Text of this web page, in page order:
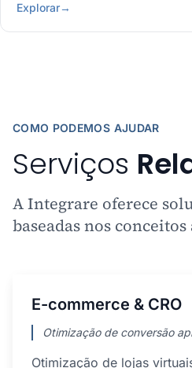
Explorar→
COMO PODEMOS AJUDAR
Serviços
A Integrare oferece
baseadas nos
E-commerce & CRO
Otimização de conversão
Otimização de lojas